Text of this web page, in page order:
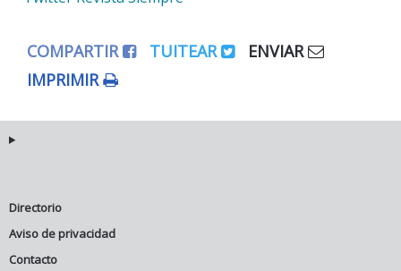
COMPARTIR TUITEAR
ENVIAR
IMPRIMIR
Directorio
Aviso de privacidad
Contacto